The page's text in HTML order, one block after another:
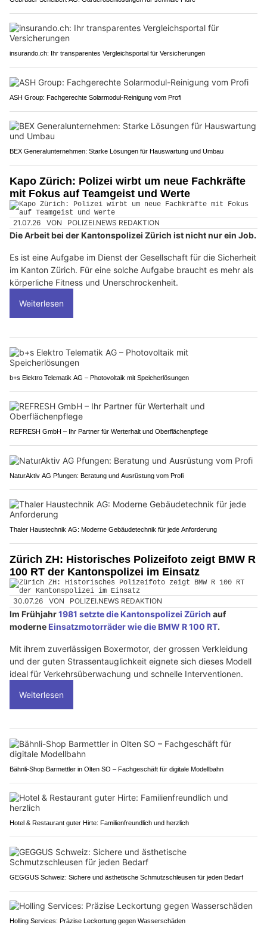
insurando.ch: Ihr transparentes Vergleichsportal für Versicherungen
ASH Group: Fachgerechte Solarmodul-Reinigung vom Profi
BEX Generalunternehmen: Starke Lösungen für Hauswartung und Umbau
Kapo Zürich: Polizei wirbt um neue Fachkräfte
mit Fokus auf Teamgeist und Werte
21.07.26 VON POLIZEI.NEWS REDAKTION
Die Arbeit bei der Kantonspolizei Zürich ist nicht nur ein Job.
Es ist eine Aufgabe im Dienst der Gesellschaft für die Sicherheit
im Kanton Zürich. Für eine solche Aufgabe braucht es mehr als
körperliche Fitness und Unerschrockenheit.
Weiterlesen
b+s Elektro Telematik AG – Photovoltaik mit Speicherlösungen
REFRESH GmbH – Ihr Partner für Werterhalt und Oberflächenpflege
NaturAktiv AG Pfungen: Beratung und Ausrüstung vom Profi
Thaler Haustechnik AG: Moderne Gebäudetechnik für jede Anforderung
Zürich ZH: Historisches Polizeifoto zeigt BMW R
100 RT der Kantonspolizei im Einsatz
30.07.26 VON POLIZEI.NEWS REDAKTION
Im Frühjahr1981 setzte die Kantonspolizei Zürich auf
moderne Einsatzmotorräder wie die BMW R 100 RT.
Mit ihrem zuverlässigen Boxermotor, der grossen Verkleidung
und der guten Strassentauglichkeit eignete sich dieses Modell
ideal für Verkehrsüberwachung und schnelle Interventionen.
Weiterlesen
Bähnli-Shop Barmettler in Olten SO – Fachgeschäft für digitale Modellbahn
Hotel & Restaurant guter Hirte: Familienfreundlich und herzlich
GEGGUS Schweiz: Sichere und ästhetische Schmutzschleusen für jeden Bedarf
Holling Services: Präzise Leckortung gegen Wasserschäden